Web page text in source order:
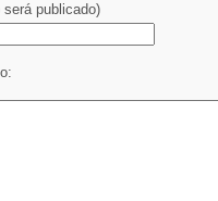
será publicado)